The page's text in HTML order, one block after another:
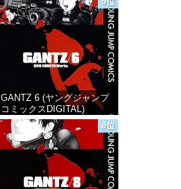
価格：¥100
GANTZ 6 (ヤングジャンプ
コミックスDIGITAL)
価格：¥100
8位